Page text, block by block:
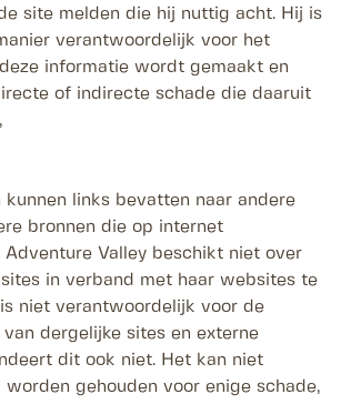
site melden die hij nuttig acht. Hij is
verantwoordelijk voor het
informatie wordt gemaakt en
of indirecte schade die daaruit
kunnen links bevatten naar andere
bronnen die op internet
Adventure Valley beschikt niet over
in verband met haar websites te
niet verantwoordelijk voor de
dergelijke sites en externe
dit ook niet. Het kan niet
gehouden voor enige schade,